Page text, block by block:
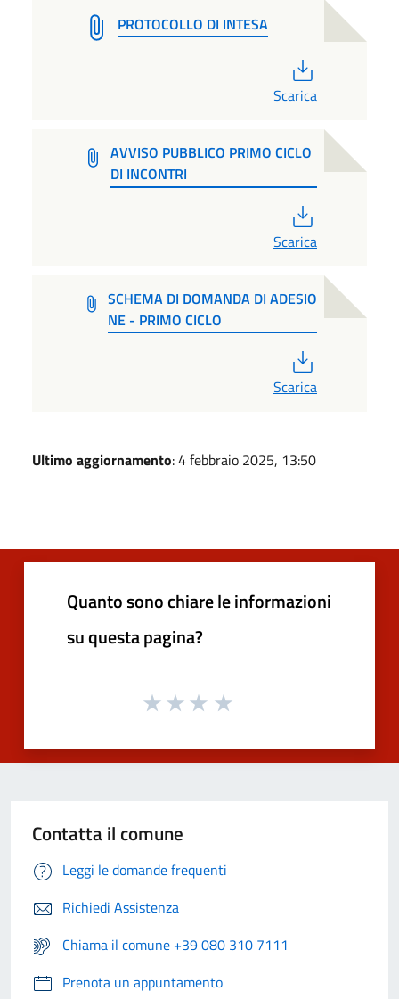
PROTOCOLLO DI INTESA
Scarica
AVVISO PUBBLICO PRIMO CICLO
DI INCONTRI
Scarica
SCHEMA DI DOMANDA DI ADESIO
NE - PRIMO CICLO
Scarica
Ultimo aggiornamento: 4 febbraio 2025, 13:50
Quanto sono chiare le informazioni
su questa pagina?
Contatta il comune
Leggi le domande frequenti
Richiedi Assistenza
Chiama il comune +39 080 310 7111
Prenota un appuntamento